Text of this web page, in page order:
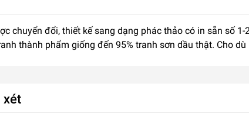
chuyển đổi, thiết kế sang dạng phác thảo có in sẵn số
thành phẩm giống đến 95% tranh sơn dầu thật. Cho
xét